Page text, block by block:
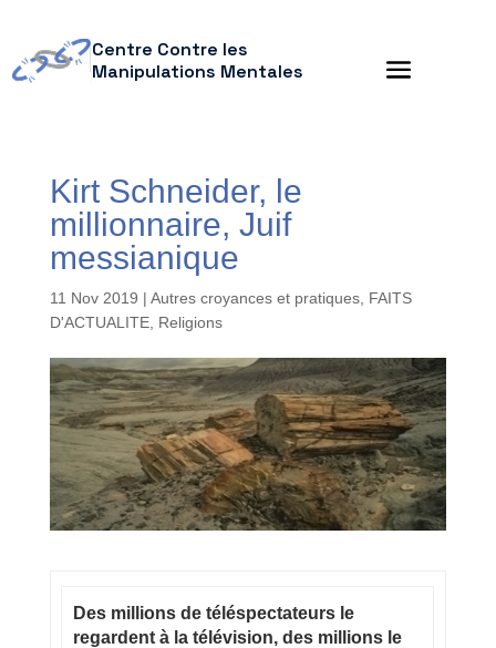
Centre Contre les
Manipulations Mentales
Kirt Schneider, le
millionnaire, Juif
messianique
11 Nov 2019 | Autres croyances et pratiques, FAITS
D'ACTUALITE, Religions
Des millions de téléspectateurs le
regardent à la télévision, des millions le